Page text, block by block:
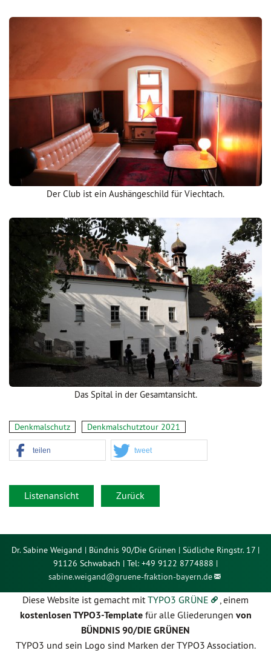
Der Club ist ein Aushängeschild für Viechtach.
Das Spital in der Gesamtansicht.
Denkmalschutz Denkmalschutztour 2021
teilen tweet
Listenansicht Zurück
Dr. Sabine Weigand | Bündnis 90/Die Grünen | Südliche Ringstr. 17 |
91126 Schwabach | Tel: +49 9122 8774888 |
sabine.weigand@gruene-fraktion-bayern.de
Diese Website ist gemacht mitTYPO3 GRÜNE , einem
kostenlosen TYPO3-Templatefür alle Gliederungen von
BÜNDNIS 90/DIE GRÜNEN
TYPO3 und sein Logo sind Marken der TYPO3 Association.